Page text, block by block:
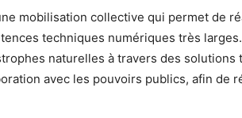
mobilisation collective qui permet de
techniques numériques très
naturelles à travers des
avec les pouvoirs publics, afin de